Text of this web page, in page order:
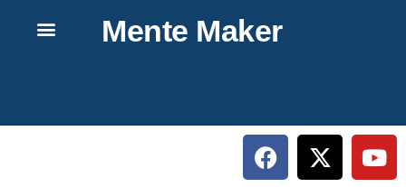
Mente Maker